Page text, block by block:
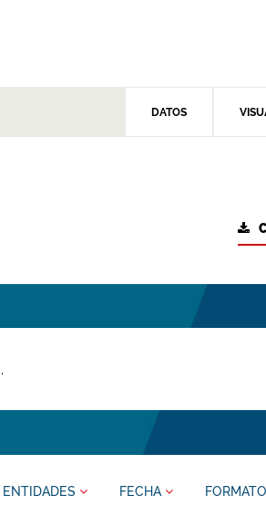
DATOS
ENTIDADES FECHA